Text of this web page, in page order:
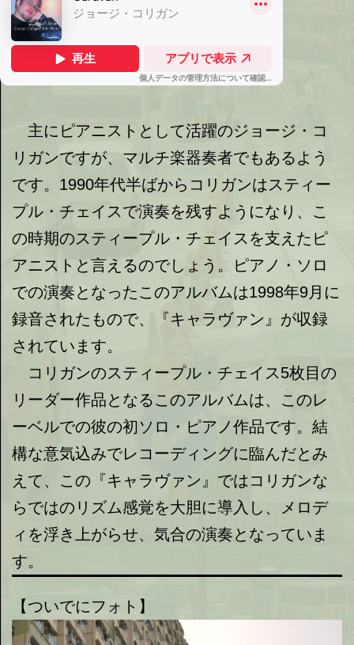
主にピアニストとして活躍のジョージ・コ
リガンですが、マルチ楽器奏者でもあるよう
です。1990年代半ばからコリガンはスティー
プル・チェイスで演奏を残すようになり、こ
の時期のスティープル・チェイスを支えたピ
アニストと言えるのでしょう。ピアノ・ソロ
での演奏となったこのアルバムは1998年9月に
録音されたもので、『キャラヴァン』が収録
されています。
コリガンのスティープル・チェイス5枚目の
リーダー作品となるこのアルバムは、このレ
ーベルでの彼の初ソロ・ピアノ作品です。結
構な意気込みでレコーディングに臨んだとみ
えて、この『キャラヴァン』ではコリガンな
らではのリズム感覚を大胆に導入し、メロデ
ィを浮き上がらせ、気合の演奏となっていま
す。
【ついでにフォト】